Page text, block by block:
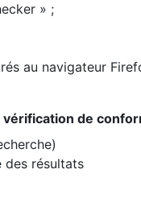
» ;
au navigateur
vérification de
des résultats